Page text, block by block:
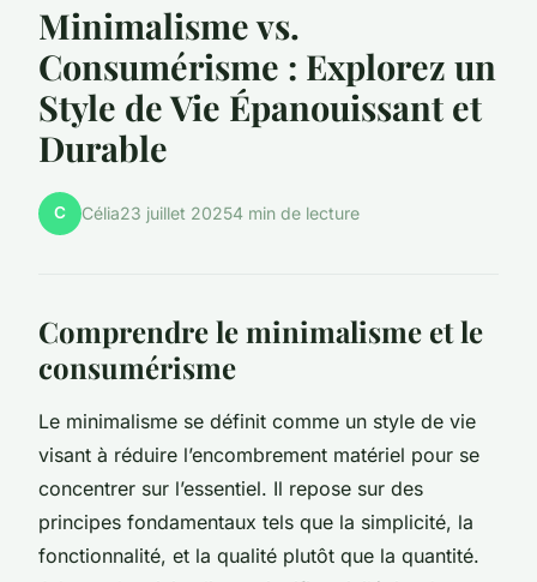
Minimalisme vs.
Consumérisme : Explorez un
Style de Vie Épanouissant et
Durable
C Célia23 juillet 20254 min de lecture
Comprendre le minimalisme et le
consumérisme
Le minimalisme se définit comme un style de vie
visant à réduire l’encombrement matériel pour se
concentrer sur l’essentiel. Il repose sur des
principes fondamentaux tels que la simplicité, la
fonctionnalité, et la qualité plutôt que la quantité.